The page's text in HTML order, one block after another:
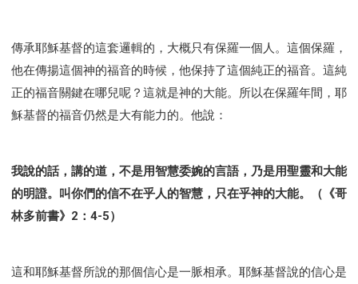
傳承耶穌基督的這套邏輯的，大概只有保羅一個人。這個保羅，
他在傳揚這個神的福音的時候，他保持了這個純正的福音。這純
正的福音關鍵在哪兒呢？這就是神的大能。所以在保羅年間，耶
穌基督的福音仍然是大有能力的。他說：
我說的話，講的道，不是用智慧委婉的言語，乃是用聖靈和大能
的明證。叫你們的信不在乎人的智慧，只在乎神的大能。（《哥
林多前書》2：4-5）
這和耶穌基督所說的那個信心是一脈相承。耶穌基督說的信心是